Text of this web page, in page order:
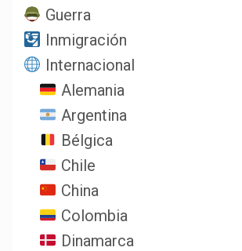
Guerra
Inmigración
Internacional
Alemania
Argentina
Bélgica
Chile
China
Colombia
Dinamarca